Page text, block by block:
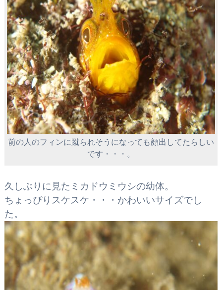
前の人のフィンに蹴られそうになっても顔出してたらしい
です・・・。
久しぶりに見たミカドウミウシの幼体。
ちょっぴりスケスケ・・・かわいいサイズでし
た。